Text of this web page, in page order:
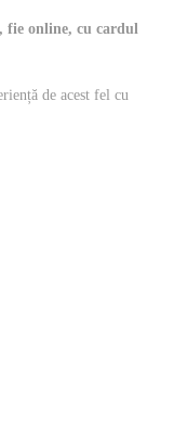
fie online, cu cardul
de acest fel cu